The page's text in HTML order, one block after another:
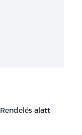
Rendelés alatt